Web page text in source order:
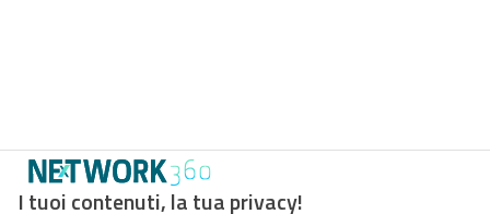
I tuoi contenuti, la tua privacy!